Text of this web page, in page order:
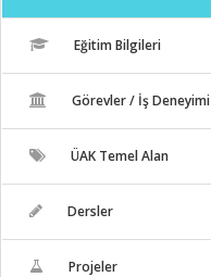
Eğitim Bilgileri
Görevler / İş Deneyimi
ÜAK Temel Alan
Dersler
Projeler